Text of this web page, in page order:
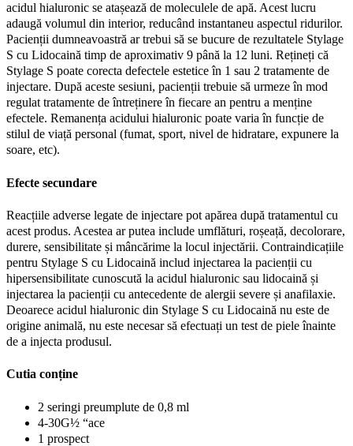
acidul hialuronic se atașează de moleculele de apă. Acest lucru
adaugă volumul din interior, reducând instantaneu aspectul ridurilor.
Pacienții dumneavoastră ar trebui să se bucure de rezultatele Stylage
S cu Lidocaină timp de aproximativ 9 până la 12 luni. Rețineți că
Stylage S poate corecta defectele estetice în 1 sau 2 tratamente de
injectare. După aceste sesiuni, pacienții trebuie să urmeze în mod
regulat tratamente de întreținere în fiecare an pentru a menține
efectele. Remanența acidului hialuronic poate varia în funcție de
stilul de viață personal (fumat, sport, nivel de hidratare, expunere la
soare, etc).
Efecte secundare
Reacțiile adverse legate de injectare pot apărea după tratamentul cu
acest produs. Acestea ar putea include umflături, roșeață, decolorare,
durere, sensibilitate și mâncărime la locul injectării. Contraindicațiile
pentru Stylage S cu Lidocaină includ injectarea la pacienții cu
hipersensibilitate cunoscută la acidul hialuronic sau lidocaină și
injectarea la pacienții cu antecedente de alergii severe și anafilaxie.
Deoarece acidul hialuronic din Stylage S cu Lidocaină nu este de
origine animală, nu este necesar să efectuați un test de piele înainte
de a injecta produsul.
Cutia conține
2 seringi preumplute de 0,8 ml
4-30G½ “ace
1 prospect